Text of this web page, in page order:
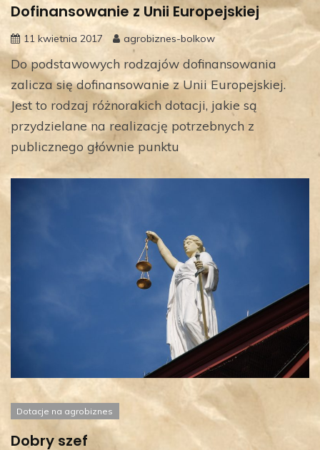
Dofinansowanie z Unii Europejskiej
11 kwietnia 2017 agrobiznes-bolkow
Do podstawowych rodzajów dofinansowania
zalicza się dofinansowanie z Unii Europejskiej.
Jest to rodzaj różnorakich dotacji, jakie są
przydzielane na realizację potrzebnych z
publicznego głównie punktu
Dotacje na agrobiznes
Dobry szef